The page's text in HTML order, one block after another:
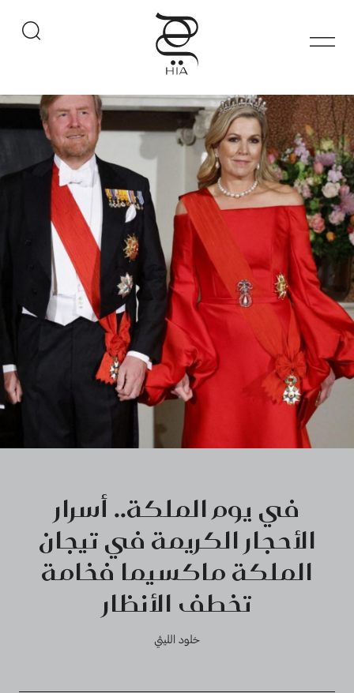
في يوم الملكة.. أسرار
الأحجار الكريمة في تيجان
الملكة ماكسيما فخامة
تخطف الأنظار
خلود الليثي